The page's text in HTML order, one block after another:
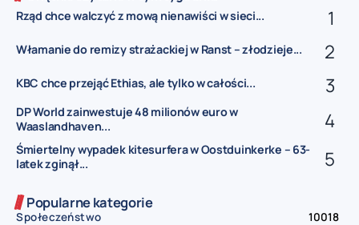
Rząd chce walczyć z mową nienawiści w sieci...
Włamanie do remizy strażackiej w Ranst – złodzieje...
KBC chce przejąć Ethias, ale tylko w całości...
DP World zainwestuje 48 milionów euro w
Waaslandhaven...
Śmiertelny wypadek kitesurfera w Oostduinkerke – 63-
latek zginął...
Popularne kategorie
Społeczeństwo
10018